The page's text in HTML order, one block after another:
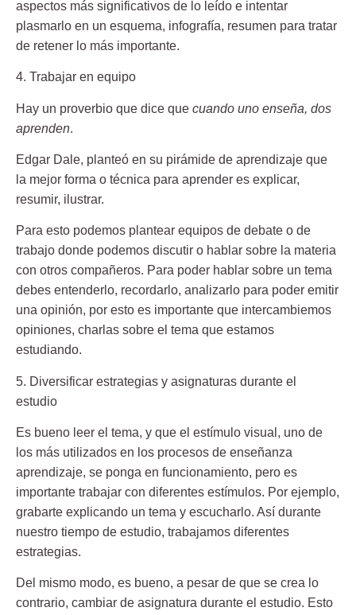
aspectos más significativos de lo leído e intentar
plasmarlo en un esquema, infografía, resumen para tratar
de retener lo más importante.
4. Trabajar en equipo
Hay un proverbio que dice que cuando uno enseña, dos
aprenden.
Edgar Dale, planteó en su pirámide de aprendizaje que
la mejor forma o técnica para aprender es explicar,
resumir, ilustrar.
Para esto podemos plantear equipos de debate o de
trabajo donde podemos discutir o hablar sobre la materia
con otros compañeros. Para poder hablar sobre un tema
debes entenderlo, recordarlo, analizarlo para poder emitir
una opinión, por esto es importante que intercambiemos
opiniones, charlas sobre el tema que estamos
estudiando.
5. Diversificar estrategias y asignaturas durante el
estudio
Es bueno leer el tema, y que el estímulo visual, uno de
los más utilizados en los procesos de enseñanza
aprendizaje, se ponga en funcionamiento, pero es
importante trabajar con diferentes estímulos. Por ejemplo,
grabarte explicando un tema y escucharlo. Así durante
nuestro tiempo de estudio, trabajamos diferentes
estrategias.
Del mismo modo, es bueno, a pesar de que se crea lo
contrario, cambiar de asignatura durante el estudio. Esto